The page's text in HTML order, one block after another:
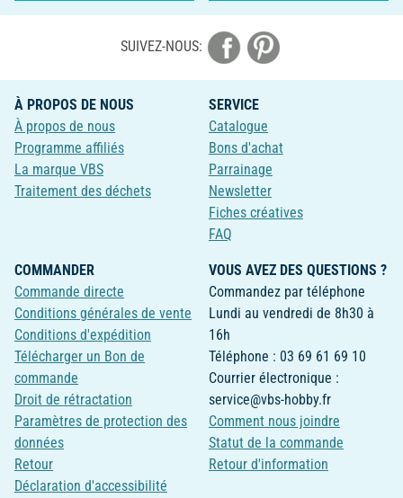
SUIVEZ-NOUS:
À PROPOS DE NOUS
À propos de nous
Programme affiliés
La marque VBS
Traitement des déchets
SERVICE
Catalogue
Bons d'achat
Parrainage
Newsletter
Fiches créatives
FAQ
COMMANDER
Commande directe
Conditions générales de vente
Conditions d'expédition
Télécharger un Bon de
commande
Droit de rétractation
Paramètres de protection des
données
Retour
Déclaration d'accessibilité
VOUS AVEZ DES QUESTIONS ?
Commandez par téléphone
Lundi au vendredi de 8h30 à
16h
Téléphone : 03 69 61 69 10
Courrier électronique :
service@vbs-hobby.fr
Comment nous joindre
Statut de la commande
Retour d'information